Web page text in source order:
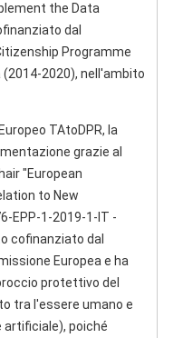
the Data
dal
Programme
(2014-2020), nell'ambito
TAtoDPR, la
grazie al
"European
to New
EPP-1-2019-1-IT -
cofinanziato dal
Europea e ha
protettivo del
tra l'essere umano e
artificiale), poiché